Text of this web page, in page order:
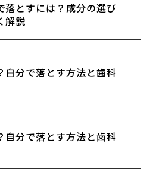
落とすには？成分の選び
解説
自分で落とす方法と歯科
自分で落とす方法と歯科